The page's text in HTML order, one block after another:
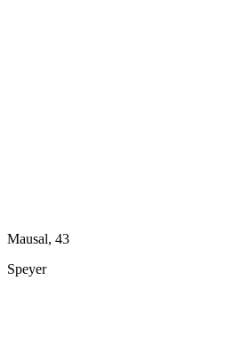
Mausal, 43
Speyer